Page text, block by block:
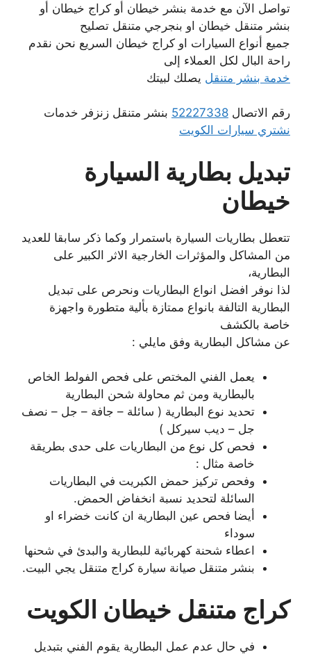
تواصل الآن مع خدمة بنشر خيطان أو كراج خيطان أو
بنشر متنقل خيطان او بنجرجي متنقل تصليح
جميع أنواع السيارات او كراج خيطان السريع نحن نقدم
راحة البال لكل العملاء إلى
خدمة بنشر متنقل يصلك لبيتك
رقم الاتصال 52227338 بنشر متنقل زنزفر خدمات
نشتري سيارات الكويت
تبديل بطارية السيارة
خيطان
تتعطل بطاريات السيارة باستمرار وكما ذكر سابقا للعديد
من المشاكل والمؤثرات الخارجية الاثر الكبير على
البطارية،
لذا نوفر افضل انواع البطاريات ونحرص على تبديل
البطارية التالفة بانواع ممتازة بألية متطورة واجهزة
خاصة بالكشف
عن مشاكل البطارية وفق مايلي :
يعمل الفني المختص على فحص الفولط الخاص
بالبطارية ومن ثم محاولة شحن البطارية
تحديد نوع البطارية ( سائلة – جافة – جل – نصف
جل – ديب سيركل )
فحص كل نوع من البطاريات على حدى بطريقة
خاصة مثال :
وفحص تركيز حمض الكبريت في البطاريات
السائلة لتحديد نسبة انخفاض الحمض.
أيضا فحص عين البطارية ان كانت خضراء او
سوداء
اعطاء شحنة كهربائية للبطارية والبدئ في شحنها
بنشر متنقل صيانة سيارة كراج متنقل يجي البيت.
كراج متنقل خيطان الكويت
في حال عدم عمل البطارية يقوم الفني بتبديل